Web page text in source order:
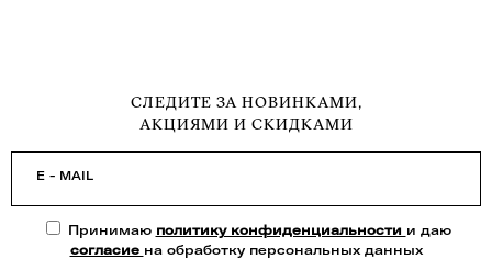
СЛЕДИТЕ ЗА НОВИНКАМИ,
АКЦИЯМИ И СКИДКАМИ
E - MAIL
Принимаю политику конфиденциальности и даю
согласие на обработку персональных данных